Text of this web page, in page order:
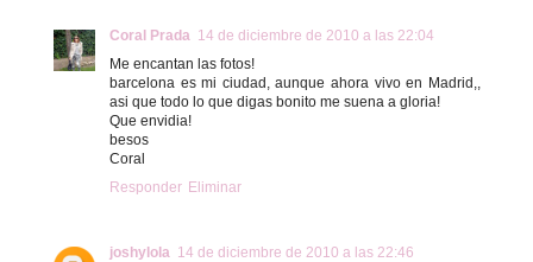
Coral Prada 14 de diciembre de 2010 a las 22:04
Me encantan las fotos!
barcelona es mi ciudad, aunque ahora vivo en Madrid,,
asi que todo lo que digas bonito me suena a gloria!
Que envidia!
besos
Coral
Responder Eliminar
joshylola 14 de diciembre de 2010 a las 22:46